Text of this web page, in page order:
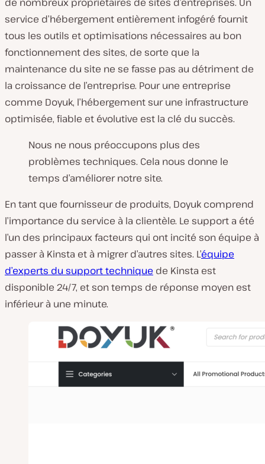
service d’hébergement entièrement infogéré fournit
tous les outils et optimisations nécessaires au bon
fonctionnement des sites, de sorte que la
maintenance du site ne se fasse pas au détriment de
la croissance de l’entreprise. Pour une entreprise
comme Doyuk, l’hébergement sur une infrastructure
optimisée, fiable et évolutive est la clé du succès.
Nous ne nous préoccupons plus des
problèmes techniques. Cela nous donne le
temps d’améliorer notre site.
En tant que fournisseur de produits, Doyuk comprend
l’importance du service à la clientèle. Le support a été
l’un des principaux facteurs qui ont incité son équipe à
passer à Kinsta et à migrer d’autres sites. L’équipe
d’experts du support technique de Kinsta est
disponible 24/7, et son temps de réponse moyen est
inférieur à une minute.